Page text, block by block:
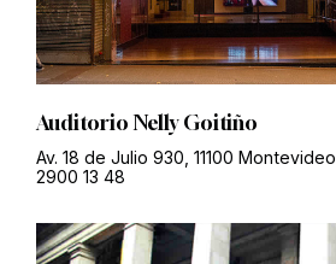
Auditorio Nelly Goitiño
Av. 18 de Julio 930, 11100 Montevideo
2900 13 48